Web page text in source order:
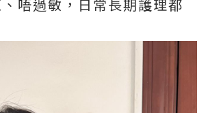
唔過敏，日常長期護理都